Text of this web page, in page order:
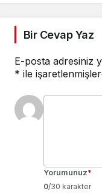
Bir Cevap Yaz
E-posta adresiniz
* ile
Yorumunuz*
0/30 karakter